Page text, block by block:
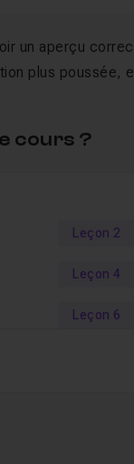
un aperçu
plus poussée,
cours ?
Leçon 2
Leçon 4
Leçon 6